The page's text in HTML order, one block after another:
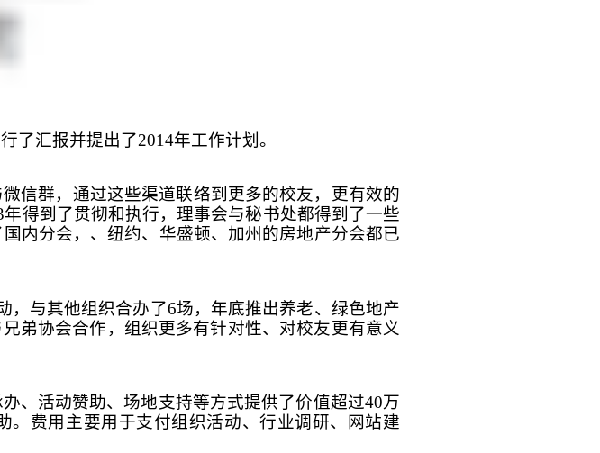
了汇报并提出了2014年工作计划。
信群，通过这些渠道联络到更多的校友，更有效的
得到了贯彻和执行，理事会与秘书处都得到了一些
内分会，、纽约、华盛顿、加州的房地产分会都已
，与其他组织合办了6场，年底推出养老、绿色地产
弟协会合作，组织更多有针对性、对校友更有意义
、活动赞助、场地支持等方式提供了价值超过40万
。费用主要用于支付组织活动、行业调研、网站建